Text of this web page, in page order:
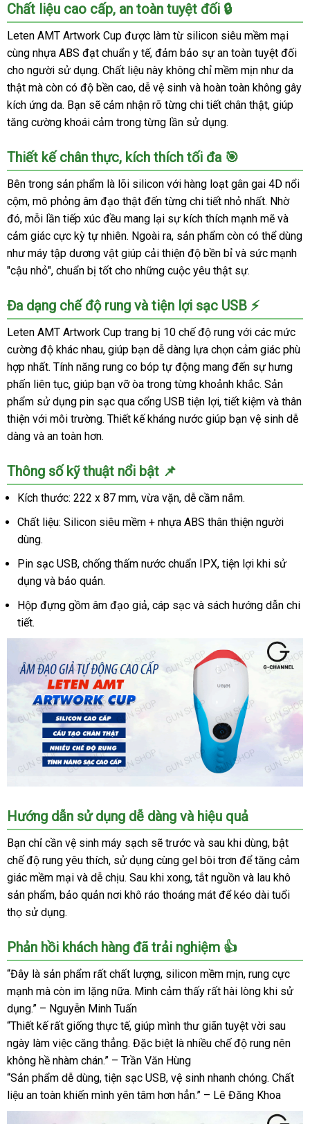
Chất liệu cao cấp, an toàn tuyệt đối 🔒
Leten AMT Artwork Cup được làm từ silicon siêu mềm mại
cùng nhựa ABS đạt chuẩn y tế, đảm bảo sự an toàn tuyệt đối
cho người sử dụng. Chất liệu này không chỉ mềm mịn như da
thật mà còn có độ bền cao, dễ vệ sinh và hoàn toàn không gây
kích ứng da. Bạn sẽ cảm nhận rõ từng chi tiết chân thật, giúp
tăng cường khoái cảm trong từng lần sử dụng.
Thiết kế chân thực, kích thích tối đa 🎯
Bên trong sản phẩm là lõi silicon với hàng loạt gân gai 4D nổi
cộm, mô phỏng âm đạo thật đến từng chi tiết nhỏ nhất. Nhờ
đó, mỗi lần tiếp xúc đều mang lại sự kích thích mạnh mẽ và
cảm giác cực kỳ tự nhiên. Ngoài ra, sản phẩm còn có thể dùng
như máy tập dương vật giúp cải thiện độ bền bỉ và sức mạnh
"cậu nhỏ", chuẩn bị tốt cho những cuộc yêu thật sự.
Đa dạng chế độ rung và tiện lợi sạc USB ⚡
Leten AMT Artwork Cup trang bị 10 chế độ rung với các mức
cường độ khác nhau, giúp bạn dễ dàng lựa chọn cảm giác phù
hợp nhất. Tính năng rung co bóp tự động mang đến sự hưng
phấn liên tục, giúp bạn vỡ òa trong từng khoảnh khắc. Sản
phẩm sử dụng pin sạc qua cổng USB tiện lợi, tiết kiệm và thân
thiện với môi trường. Thiết kế kháng nước giúp bạn vệ sinh dễ
dàng và an toàn hơn.
Thông số kỹ thuật nổi bật 📌
Kích thước: 222 x 87 mm, vừa vặn, dễ cầm nắm.
Chất liệu: Silicon siêu mềm + nhựa ABS thân thiện người
dùng.
Pin sạc USB, chống thấm nước chuẩn IPX, tiện lợi khi sử
dụng và bảo quản.
Hộp đựng gồm âm đạo giả, cáp sạc và sách hướng dẫn chi
tiết.
Âm
Đạo
Giả
Leten
Đa
Năng
Kích
Thích
Mẽ
Hàng
Chính
Hãng
Hướng dẫn sử dụng dễ dàng và hiệu quả
Bạn chỉ cần vệ sinh máy sạch sẽ trước và sau khi dùng, bật
chế độ rung yêu thích, sử dụng cùng gel bôi trơn để tăng cảm
giác mềm mại và dễ chịu. Sau khi xong, tắt nguồn và lau khô
sản phẩm, bảo quản nơi khô ráo thoáng mát để kéo dài tuổi
thọ sử dụng.
Phản hồi khách hàng đã trải nghiệm 👍
“Đây là sản phẩm rất chất lượng, silicon mềm mịn, rung cực
mạnh mà còn im lặng nữa. Mình cảm thấy rất hài lòng khi sử
dụng.” – Nguyễn Minh Tuấn
“Thiết kế rất giống thực tế, giúp mình thư giãn tuyệt vời sau
ngày làm việc căng thẳng. Đặc biệt là nhiều chế độ rung nên
không hề nhàm chán.” – Trần Văn Hùng
“Sản phẩm dễ dùng, tiện sạc USB, vệ sinh nhanh chóng. Chất
liệu an toàn khiến mình yên tâm hơn hẳn.” – Lê Đăng Khoa